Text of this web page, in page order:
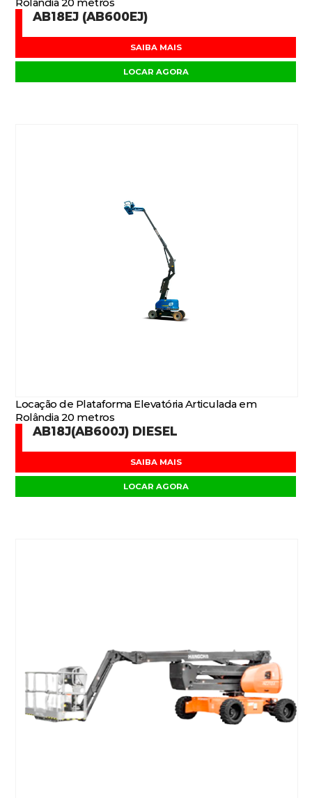
AB18EJ (AB600EJ)
SAIBA MAIS
LOCAR AGORA
Locação de Plataforma Elevatória Articulada em
Rolândia 20 metros
AB18J(AB600J) DIESEL
SAIBA MAIS
LOCAR AGORA